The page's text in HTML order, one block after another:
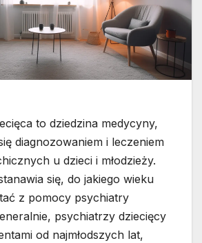
to dziedzina medycyny,
diagnozowaniem i leczeniem
u dzieci i młodzieży.
się, do jakiego wieku
z pomocy psychiatry
psychiatrzy dziecięcy
od najmłodszych lat,